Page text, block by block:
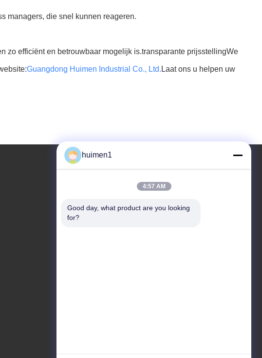
managers, die snel kunnen reageren.
zo efficiënt en betrouwbaar mogelijk is.transparante prijsstellingWe
Guangdong Huimen Industrial Co., Ltd. Laat ons u helpen uw
Adres
No. 1-3, Shuiniupu Street, Yongxing Village, Baiyun
huimen1
4:57 AM
Good day, what product are you looking
for?